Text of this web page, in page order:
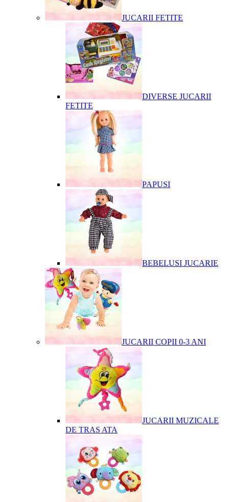
JUCARII FETITE
DIVERSE JUCARII
FETITE
PAPUSI
BEBELUSI JUCARIE
JUCARII COPII 0-3 ANI
JUCARII MUZICALE
DE TRAS ATA